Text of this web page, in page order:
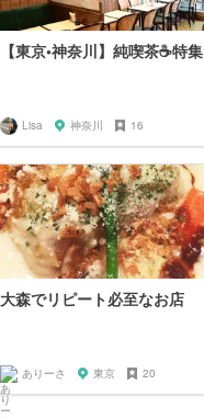
【東京•神奈川】純喫茶☕️特集
Lisa 神奈川 16
大森でリピート必至なお店
ありーさ 東京 20